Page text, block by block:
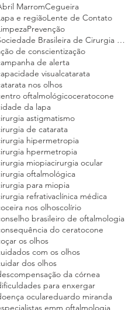
MarromCegueira
e regiãoLente de Contato
Prevenção
Sociedade Brasileira de Cirurgia Refrativa e Catar
de conscientização
de alerta
visualcatarata
nos olhos
oftalmológicoceratocone
da lapa
astigmatismo
de catarata
hipermetropia
hpermetropia
miopiacirurgia ocular
oftalmológica
para miopia
refrativaclínica médica
nos olhoscolírio
brasileiro de oftalmologia
do ceratocone
os olhos
com os olhos
dos olhos
da córnea
para enxergar
oculareduardo miranda
emm oftalmologia